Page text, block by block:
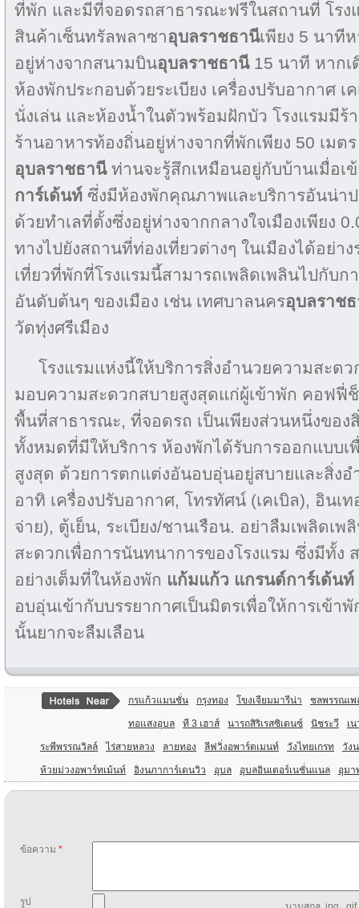
ที่พัก และมีที่จอดรถสาธารณะฟรีในสถานที่ โรง
สินค้าเซ็นทรัลพลาซาอุบลราชธานีเพียง 5 นาที
อยู่ห่างจากสนามบินอุบลราชธานี15 นาที หากเ
ห้องพักประกอบด้วยระเบียง เครื่องปรับอากาศ
นั่งเล่น และห้องน้ำในตัวพร้อมฝักบัว โรงแรมมี
ร้านอาหารท้องถิ่นอยู่ห่างจากที่พักเพียง 50 เมต
อุบลราชธานีท่านจะรู้สึกเหมือนอยู่กับบ้านเมื่อเ
การ์เด้นท์ ซึ่งมีห้องพักคุณภาพและบริการอันน่า
ด้วยทำเลที่ตั้งซึ่งอยู่ห่างจากกลางใจเมืองเพียง
ทางไปยังสถานที่ท่องเที่ยวต่างๆ ในเมืองได้อย่า
เที่ยวที่พักที่โรงแรมนี้สามารถเพลิดเพลินไปกับก
อันดับต้นๆ ของเมือง เช่น เทศบาลนครอุบลราช
วัดทุ่งศรีเมือง
โรงแรมแห่งนี้ให้บริการสิ่งอำนวยความสะด
มอบความสะดวกสบายสูงสุดแก่ผู้เข้าพัก คอฟฟี่
พื้นที่สาธารณะ, ที่จอดรถ เป็นเพียงส่วนหนึ่งของ
ทั้งหมดที่มีให้บริการ ห้องพักได้รับการออกแบบ
สูงสุด ด้วยการตกแต่งอันอบอุ่นอยู่สบายและสิ่ง
อาทิ เครื่องปรับอากาศ, โทรทัศน์ (เคเบิล), อินเ
จ่าย), ตู้เย็น, ระเบียง/ชานเรือน. อย่าลืมเพลิดเ
สะดวกเพื่อการนันทนาการของโรงแรม ซึ่งมีทั้ง
อย่างเต็มที่ในห้องพัก แก้มแก้ว แกรนด์การ์เด้นท์
อบอุ่นเข้ากับบรรยากาศเป็นมิตรเพื่อให้การเข้
นั้นยากจะลืมเลือน
กรแก้วแมนชั่น กรุงทอง โขงเจียมมารีน่า ชลพรรณเพ
ทอแสงอุบล ที 3 เฮาส์ นารถสิริเรสซิเดนซ์ นิชระวี เ
ระพีพรรณวิลล์ ไร่สายหลวง ลายทอง ลีฟวิ่งอพาร์ตเมนท์ วังไทยเกรท วัง
ห้วยม่วงอพาร์ทเม้นท์ อิงนภาการ์เดนวิว อุบล อุบลอินเตอร์เนชั่นแนล อุมา
ข้อความ *
รูป